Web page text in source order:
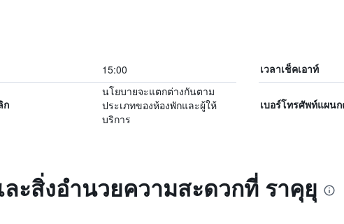
15:00 เวลาเช็คเอาท์
ก
นโยบายจะแตกต่างกันตาม
ประเภทของห้องพักและผู้ให้
บริการ
เบอร์โทรศัพท์แผน
ะสิ่งอำนวยความสะดวกที่ ราคุยุ